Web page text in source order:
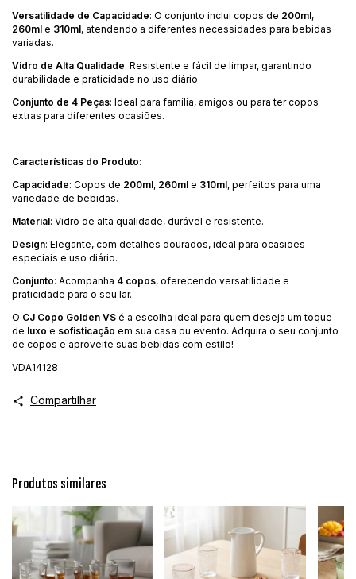
Versatilidade de Capacidade: O conjunto inclui copos de 200ml,
260ml e 310ml, atendendo a diferentes necessidades para bebidas
variadas.
Vidro de Alta Qualidade: Resistente e fácil de limpar, garantindo
durabilidade e praticidade no uso diário.
Conjunto de 4 Peças: Ideal para família, amigos ou para ter copos
extras para diferentes ocasiões.
Características do Produto:
Capacidade: Copos de 200ml, 260ml e 310ml, perfeitos para uma
variedade de bebidas.
Material: Vidro de alta qualidade, durável e resistente.
Design: Elegante, com detalhes dourados, ideal para ocasiões
especiais e uso diário.
Conjunto: Acompanha 4 copos, oferecendo versatilidade e
praticidade para o seu lar.
O CJ Copo Golden VS é a escolha ideal para quem deseja um toque
de luxo e sofisticação em sua casa ou evento. Adquira o seu conjunto
de copos e aproveite suas bebidas com estilo!
VDA14128
Compartilhar
Produtos similares